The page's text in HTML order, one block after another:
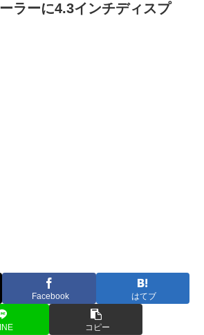
ラーに4.3インチディスプ
Facebook はてブ
コピー